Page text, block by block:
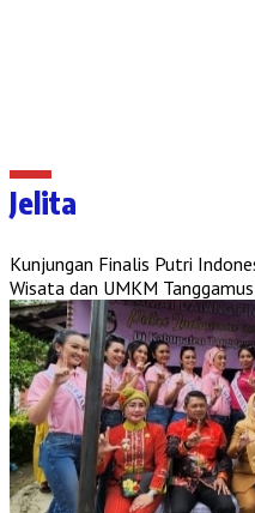
Jelita
Kunjungan Finalis Putri
Wisata dan UMKM Tanggamus